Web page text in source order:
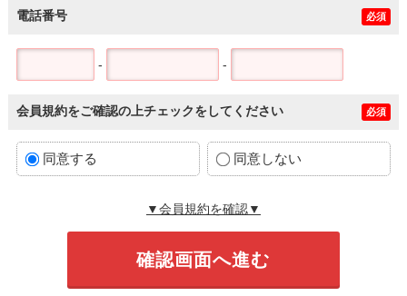
電話番号 必須
- -
会員規約をご確認の上チェックをしてください 必須
同意する 同意しない
▼会員規約を確認▼